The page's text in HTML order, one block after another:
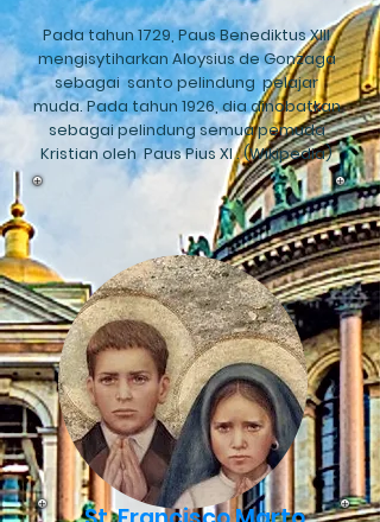
Pada tahun 1729, Paus Benediktus XIII
mengisytiharkan Aloysius de Gonzaga
sebagaisanto pelindungpelajar
muda. Pada tahun 1926, dia dinobatkan
sebagai pelindung semua pemuda
Kristian olehPaus Pius XI. (Wikipedia)